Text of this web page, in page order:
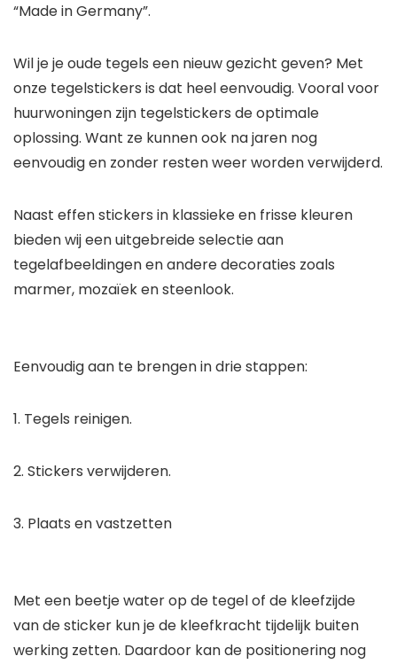
“Made in Germany”.
Wil je je oude tegels een nieuw gezicht geven? Met
onze tegelstickers is dat heel eenvoudig. Vooral voor
huurwoningen zijn tegelstickers de optimale
oplossing. Want ze kunnen ook na jaren nog
eenvoudig en zonder resten weer worden verwijderd.
Naast effen stickers in klassieke en frisse kleuren
bieden wij een uitgebreide selectie aan
tegelafbeeldingen en andere decoraties zoals
marmer, mozaïek en steenlook.
Eenvoudig aan te brengen in drie stappen:
1. Tegels reinigen.
2. Stickers verwijderen.
3. Plaats en vastzetten
Met een beetje water op de tegel of de kleefzijde
van de sticker kun je de kleefkracht tijdelijk buiten
werking zetten. Daardoor kan de positionering nog